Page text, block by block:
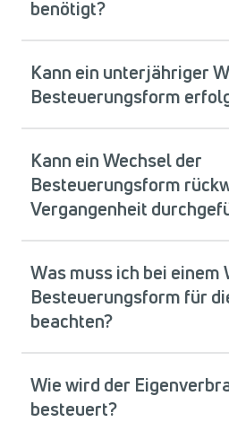
benötigt?
Kann ein unterjähriger
Besteuerungsform
Kann ein Wechsel der
Besteuerungsform
Vergangenheit
Was muss ich bei einem
Besteuerungsform für
beachten?
Wie wird der
besteuert?